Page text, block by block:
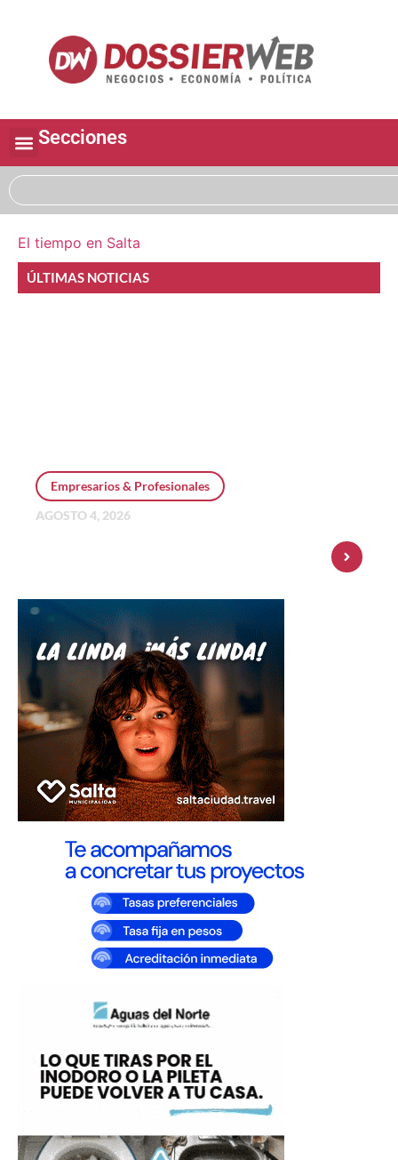
Secciones
El tiempo en Salta
ÚLTIMAS NOTICIAS
Empresarios & Profesionales
AGOSTO 4, 2026